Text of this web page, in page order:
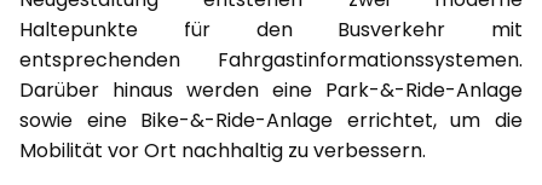
Haltepunkte für den Busverkehr mit
entsprechenden Fahrgastinformationssystemen.
Darüber hinaus werden eine Park-&-Ride-Anlage
sowie eine Bike-&-Ride-Anlage errichtet, um die
Mobilität vor Ort nachhaltig zu verbessern.